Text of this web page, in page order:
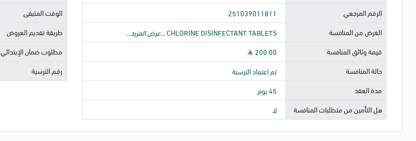
الرقم المرجعي
251039011811
الغرض من المنافسة
CHLORINE DISINFECTANT TABLETS...عرض المزيد...
قيمة وثائق المنافسة
200.00
حالة المنافسة
تم اعتماد الترسية
مدة العقد
45 يوم
هل التأمين من متطلبات المنافسة
لا
الوقت المتبقى
طريقة تقديم العروض
مطلوب ضمان الإبتدائي
رقم الترسية